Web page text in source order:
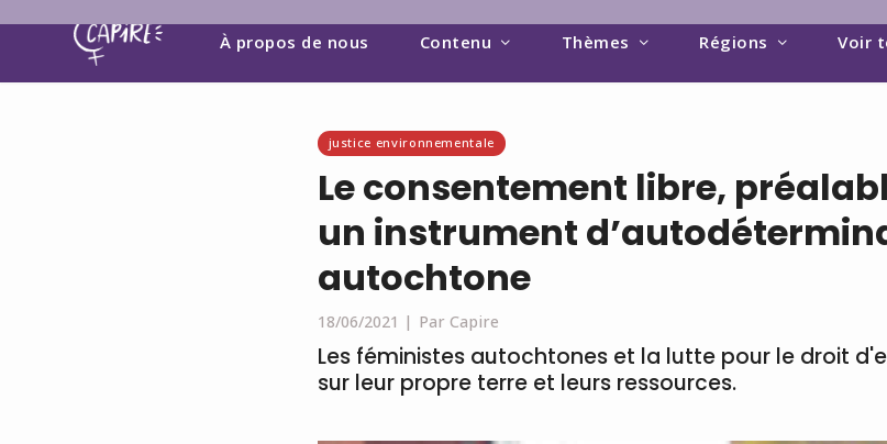
À propos de nous Contenu Thèmes Régions Voir
justice environnementale
Le consentement libre,
un instrument
autochtone
18/06/2021 | Par Capire
Les féministes autochtones et la lutte pour le droit
sur leur propre terre et leurs ressources.